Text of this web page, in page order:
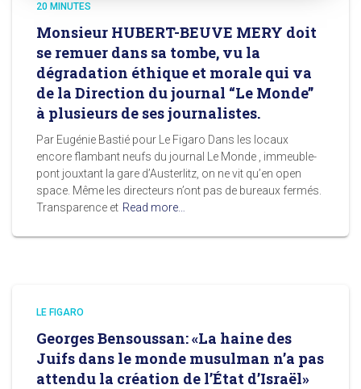
20 MINUTES
Monsieur HUBERT-BEUVE MERY doit
se remuer dans sa tombe, vu la
dégradation éthique et morale qui va
de la Direction du journal “Le Monde”
à plusieurs de ses journalistes.
Par Eugénie Bastié pour Le Figaro Dans les locaux
encore flambant neufs du journal Le Monde , immeuble-
pont jouxtant la gare d’Austerlitz, on ne vit qu’en open
space. Même les directeurs n’ont pas de bureaux fermés.
Transparence et Read more…
LE FIGARO
Georges Bensoussan: «La haine des
Juifs dans le monde musulman n’a pas
attendu la création de l’État d’Israël»